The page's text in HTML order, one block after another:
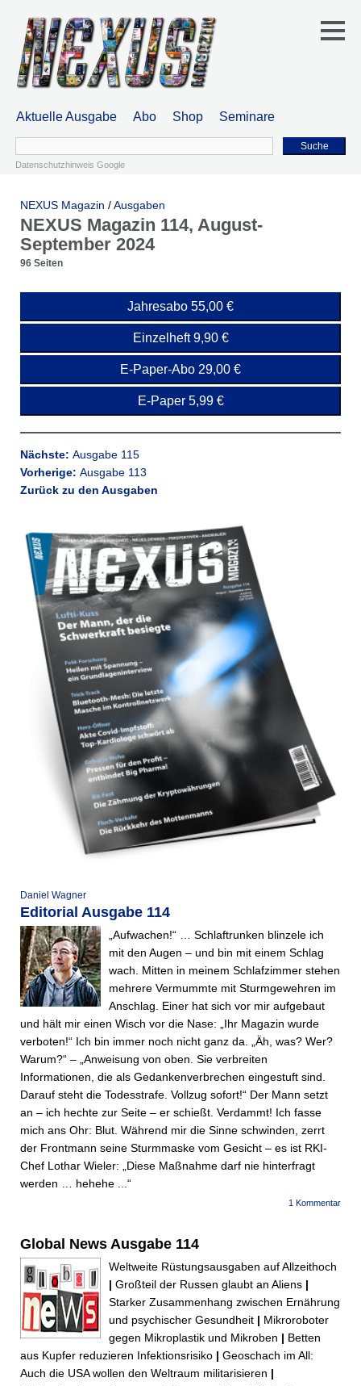
Aktuelle Ausgabe Abo Shop Seminare
Suche
Datenschutzhinweis Google
NEXUS Magazin /Ausgaben
NEXUS Magazin 114, August-
September 2024
96 Seiten
Jahresabo 55,00 €
Einzelheft 9,90 €
E-Paper-Abo 29,00 €
E-Paper 5,99 €
Nächste: Ausgabe 115
Vorherige: Ausgabe 113
Zurück zu den Ausgaben
Daniel Wagner
Editorial Ausgabe 114
„Aufwachen!“ … Schlaftrunken blinzele ich
mit den Augen – und bin mit einem Schlag
wach. Mitten in meinem Schlafzimmer stehen
mehrere Vermummte mit Sturmgewehren im
Anschlag. Einer hat sich vor mir aufgebaut
und hält mir einen Wisch vor die Nase: „Ihr Magazin wurde
verboten!“ Ich bin immer noch nicht ganz da. „Äh, was? Wer?
Warum?“ – „Anweisung von oben. Sie verbreiten
Informationen, die als Gedankenverbrechen eingestuft sind.
Darauf steht die Todesstrafe. Vollzug sofort!“ Der Mann setzt
an – ich hechte zur Seite – er schießt. Verdammt! Ich fasse
mich ans Ohr: Blut. Während mir die Sinne schwinden, zerrt
der Frontmann seine Sturmmaske vom Gesicht – es ist RKI-
Chef Lothar Wieler: „Diese Maßnahme darf nie hinterfragt
werden … hehehe ...“
1 Kommentar
Global News Ausgabe 114
Weltweite Rüstungsausgaben auf Allzeithoch
| Großteil der Russen glaubt an Aliens |
Starker Zusammenhang zwischen Ernährung
und psychischer Gesundheit | Mikroroboter
gegen Mikroplastik und Mikroben | Betten
aus Kupfer reduzieren Infektionsrisiko | Geoschach im All:
Auch die USA wollen den Weltraum militarisieren |